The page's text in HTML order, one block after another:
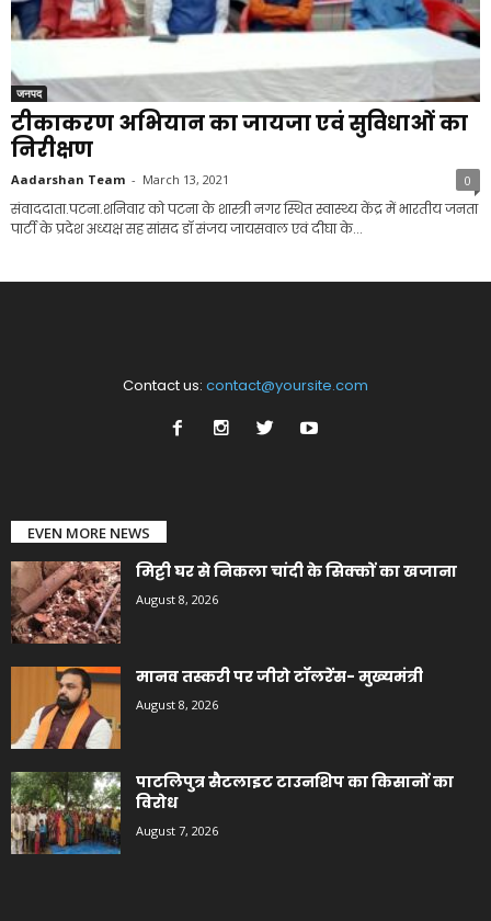
जनपद
टीकाकरण अभियान का जायजा एवं सुविधाओं का
निरीक्षण
Aadarshan Team - March 13, 2021 0
संवाददाता.पटना.शनिवार को पटना के शास्त्री नगर स्थित स्वास्थ्य केंद्र में भारतीय जनता
पार्टी के प्रदेश अध्यक्ष सह सांसद डॉ संजय जायसवाल एवं दीघा के...
Contact us: contact@yoursite.com
EVEN MORE NEWS
मिट्टी घर से निकला चांदी के सिक्कों का खजाना
August 8, 2026
मानव तस्करी पर जीरो टॉलरेंस- मुख्यमंत्री
August 8, 2026
पाटलिपुत्र सैटलाइट टाउनशिप का किसानों का
विरोध
August 7, 2026